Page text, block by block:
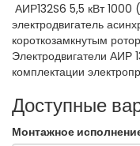
АИР132S6 5,5 кВт
электродвигатель
короткозамкнутым
Электродвигатели АИР
комплектации
Доступные
Монтажное